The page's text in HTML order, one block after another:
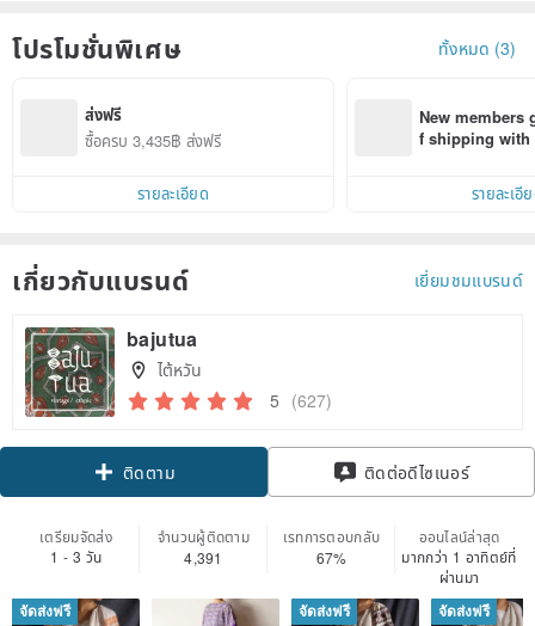
โปรโมชั่นพิเศษ ทั้งหมด (3)
ส่งฟรี
ซื้อครบ 3,435฿ ส่งฟรี
รายละเอียด
New members
f shipping
within 7 days!
รายละเอี
เกี่ยวกับแบรนด์ เยี่ยมชมแบรนด์
bajutua
ไต้หวัน
5 (627)
ติดตาม ติดต่อดีไซเนอร์
เตรียมจัดส่ง
1 - 3 วัน
จำนวนผู้ติดตาม
4,391
เรทการตอบกลับ
67%
ออนไลน์ล่าสุด
มากกว่า 1 อาทิตย์ที่
ผ่านมา
จัดส่งฟรี จัดส่งฟรี จัดส่งฟรี